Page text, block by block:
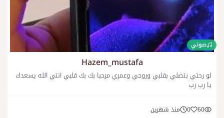
صوتي
Hazem_mustafa
لو رحتي بتضلي بقلبي وروحي وعمري مرحبا بك بك قلبي انتي الله يسعدك
يا رب رب
60
0 منذ شهرين